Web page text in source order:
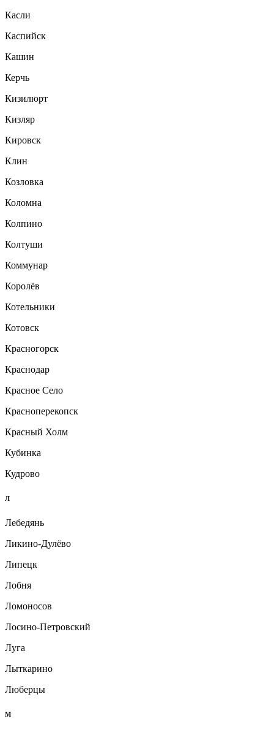
Касли
Каспийск
Кашин
Керчь
Кизилюрт
Кизляр
Кировск
Клин
Козловка
Коломна
Колпино
Колтуши
Коммунар
Королёв
Котельники
Котовск
Красногорск
Краснодар
Красное Село
Красноперекопск
Красный Холм
Кубинка
Кудрово
Л
Лебедянь
Ликино-Дулёво
Липецк
Лобня
Ломоносов
Лосино-Петровский
Луга
Лыткарино
Люберцы
М